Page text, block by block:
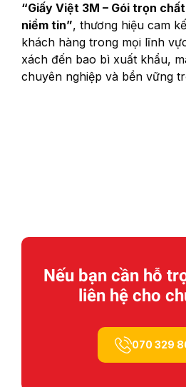
“Giấy Việt 3M – Gói trọn
niềm tin”, thương hiệu cam
khách hàng trong mọi lĩnh
xách đến bao bì xuất khẩu,
chuyên nghiệp và bền vững
Nếu bạn cần hỗ
liên hệ cho
070 329